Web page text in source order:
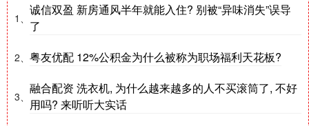
1、
诚信双盈 新房通风半年就能入住? 别被“异味消失”误导
了
2、 粤友优配 12%公积金为什么被称为职场福利天花板?
3、
融合配资 洗衣机, 为什么越来越多的人不买滚筒了, 不好
用吗? 来听听大实话